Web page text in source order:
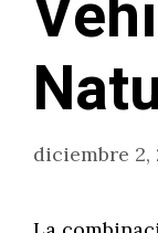
diciembre 2,